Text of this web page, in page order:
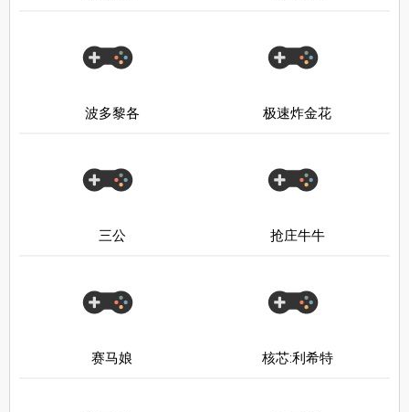
波多黎各 极速炸金花
三公 抢庄牛牛
赛马娘 核芯:利希特